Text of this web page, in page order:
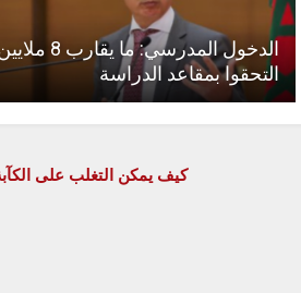
الدخول المدرسي:
التحقوا بمقاعد الدراسة
كيف يمكن التغلب على